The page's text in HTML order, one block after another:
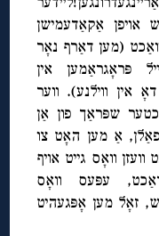
אויפן אַקאַדעמישן
(מען דאַרף נאָר
פּראָגראַמען אין
אין ווילנע). ווער
שפּראַך פון אַן
אַ מען האָט צו
וואָס גייט אויף
עפּעס וואָס
זאָל מען אָפּגעהיט